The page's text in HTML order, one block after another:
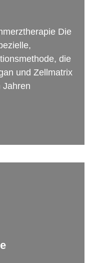
Die
die
und Zellmatrix
Jahren